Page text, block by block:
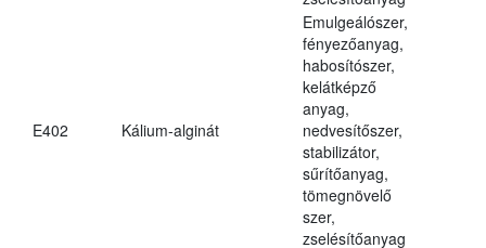
E402 Kálium-alginát
Emulgeálószer,
fényezőanyag,
habosítószer,
kelátképző
anyag,
nedvesítőszer,
stabilizátor,
sűrítőanyag,
tömegnövelő
szer,
zselésítőanyag